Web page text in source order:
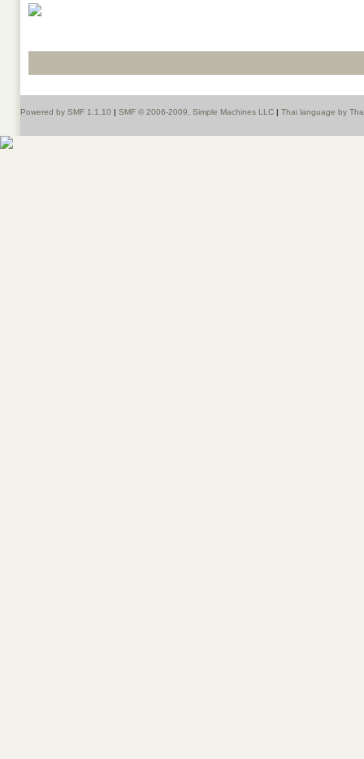
Powered by SMF 1.1.10 | SMF © 2006-2009, Simple Machines LLC | Thai language by